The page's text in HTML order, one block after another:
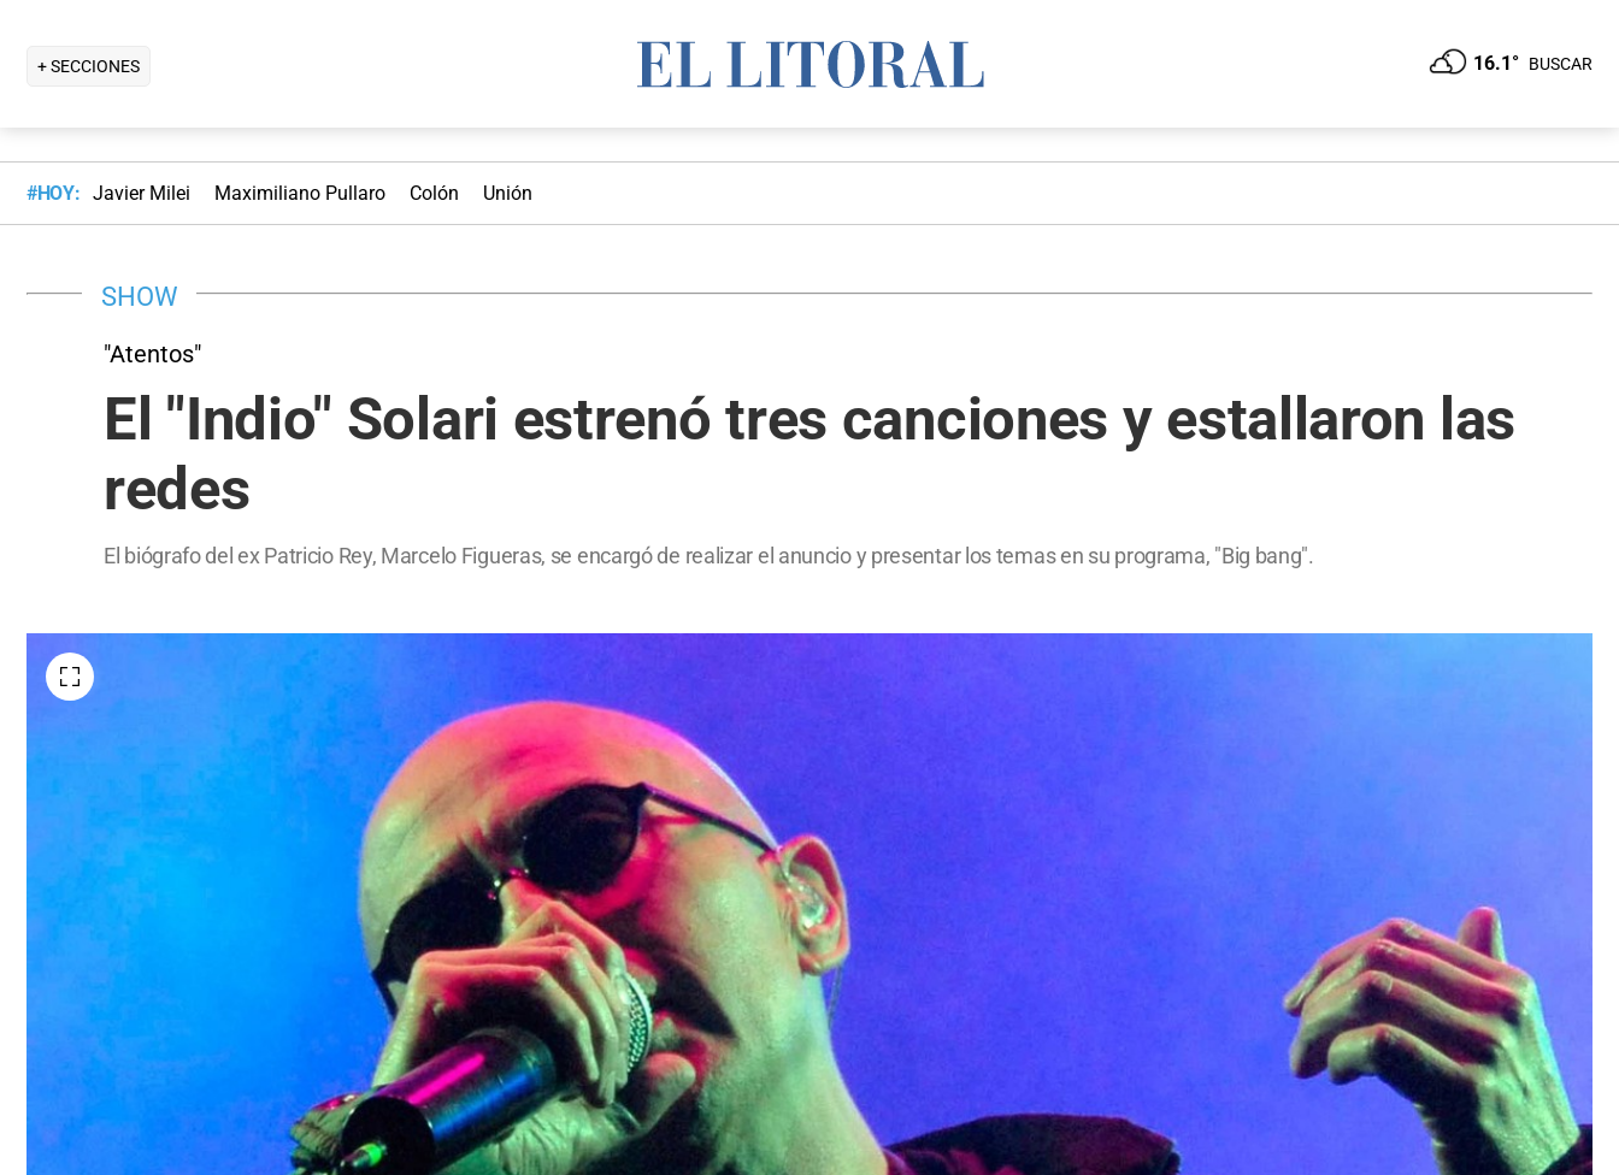
+ SECCIONES 16.1° BUSCAR
#HOY: Javier Milei Maximiliano Pullaro Colón Unión
SHOW
"Atentos"
El "Indio" Solari estrenó tres canciones y estallaron las
redes
El biógrafo del ex Patricio Rey, Marcelo Figueras, se encargó de realizar el anuncio y presentar los temas en su programa, "Big bang".